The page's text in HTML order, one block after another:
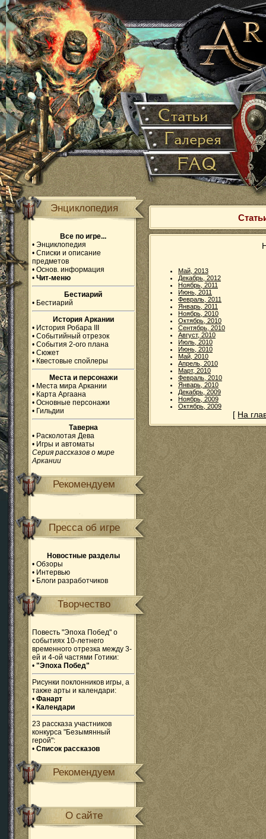
Энциклопедия
Все по игре...
• Энциклопедия
• Списки и описание
предметов
• Основ. информация
• Чит-меню
Бестиарий
• Бестиарий
История Аркании
• История Робара III
• Событийный отрезок
• События 2-ого плана
• Сюжет
• Квестовые спойлеры
Места и персонажи
• Места мира Аркании
• Карта Аргаана
• Основные персонажи
• Гильдии
Таверна
• Расколотая Дева
• Игры и автоматы
Серия рассказов о мире
Аркании
Рекомендуем
Пресса об игре
Новостные разделы
• Обзоры
• Интервью
• Блоги разработчиков
Творчество
Повесть "Эпоха Побед" о
событиях 10-летнего
временного отрезка между 3-
ей и 4-ой частями Готики:
• "Эпоха Побед"
Рисунки поклонников игры, а
также арты и календари:
• Фанарт
• Календари
23 рассказа участников
конкурса "Безымянный
герой":
• Список рассказов
Рекомендуем
О сайте
Май, 2013
Декабрь, 2012
Ноябрь, 2011
Июнь, 2011
Февраль, 2011
Январь, 2011
Ноябрь, 2010
Октябрь, 2010
Сентябрь, 2010
Август, 2010
Июль, 2010
Июнь, 2010
Май, 2010
Апрель, 2010
Март, 2010
Февраль, 2010
Январь, 2010
Декабрь, 2009
Ноябрь, 2009
Октябрь, 2009
[ На